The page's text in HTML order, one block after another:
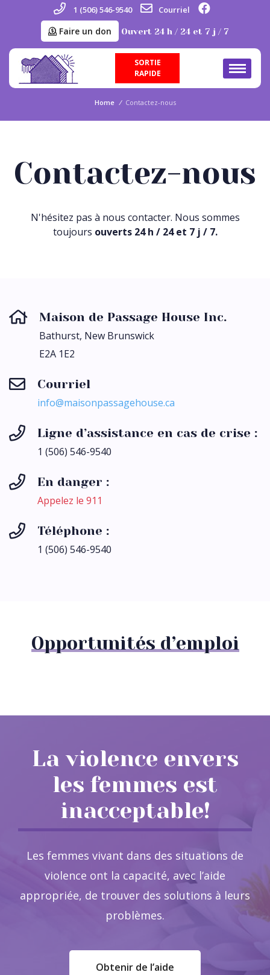
1 (506) 546-9540 Courriel
Faire un don Ouvert 24 h / 24 et 7 j / 7
SORTIE
RAPIDE
Home / Contactez-nous
Contactez-nous
N'hésitez pas à nous contacter. Nous sommes
toujours ouverts 24 h / 24 et 7 j / 7.
Maison de Passage House Inc.
Bathurst, New Brunswick
E2A 1E2
Courriel
ac.esuohegassapnosiam@ofni
Ligne d’assistance en cas de crise :
1 (506) 546-9540
En danger :
Appelez le 911
Téléphone :
1 (506) 546-9540
Opportunités d’emploi
La violence envers
les femmes est
inacceptable!
Les femmes vivant dans des situations de
violence ont la capacité, avec l’aide
appropriée, de trouver des solutions à leurs
problèmes.
Obtenir de l’aide